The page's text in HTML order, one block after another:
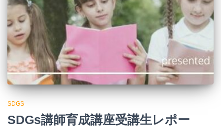
SDGS
SDGs講師育成講座受講生レポー